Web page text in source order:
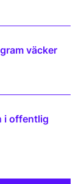
väcker
i offentlig